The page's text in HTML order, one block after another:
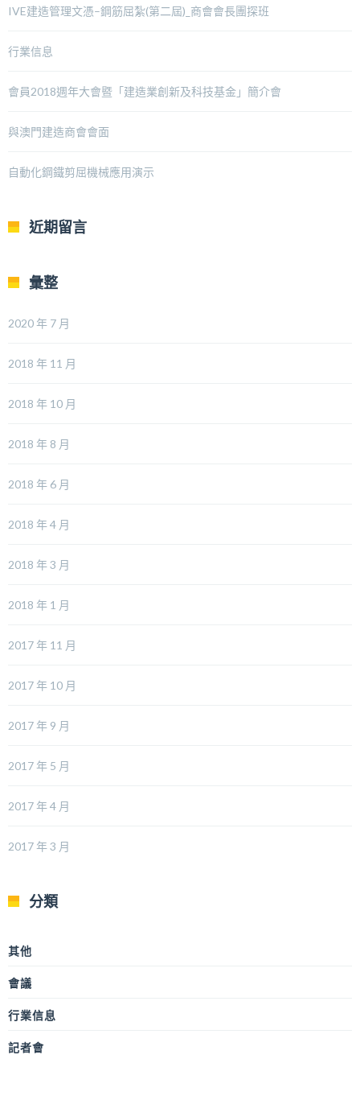
IVE建造管理文憑–鋼筋屈紮(第二屆)_商會會長團探班
行業信息
會員2018週年大會暨「建造業創新及科技基金」簡介會
與澳門建造商會會面
自動化鋼鐵剪屈機械應用演示
近期留言
彙整
2020 年 7 月
2018 年 11 月
2018 年 10 月
2018 年 8 月
2018 年 6 月
2018 年 4 月
2018 年 3 月
2018 年 1 月
2017 年 11 月
2017 年 10 月
2017 年 9 月
2017 年 5 月
2017 年 4 月
2017 年 3 月
分類
其他
會議
行業信息
記者會